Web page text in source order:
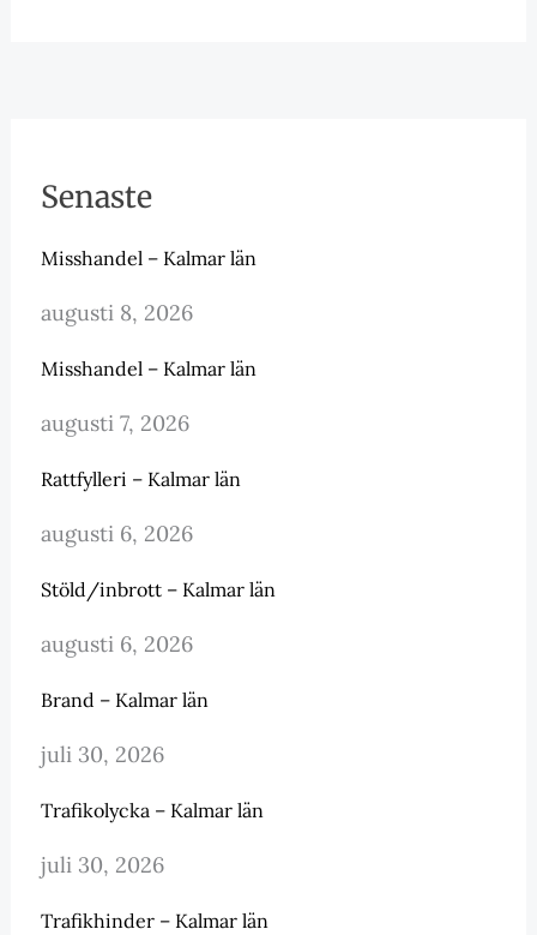
Senaste
Misshandel – Kalmar län
augusti 8, 2026
Misshandel – Kalmar län
augusti 7, 2026
Rattfylleri – Kalmar län
augusti 6, 2026
Stöld/inbrott – Kalmar län
augusti 6, 2026
Brand – Kalmar län
juli 30, 2026
Trafikolycka – Kalmar län
juli 30, 2026
Trafikhinder – Kalmar län